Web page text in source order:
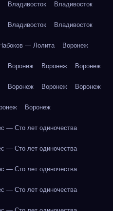
Владивосток Владивосток
Владивосток Владивосток
— Лолита Воронеж
Воронеж Воронеж Воронеж
Воронеж Воронеж Воронеж
Воронеж
— Сто лет одиночества
— Сто лет одиночества
— Сто лет одиночества
— Сто лет одиночества